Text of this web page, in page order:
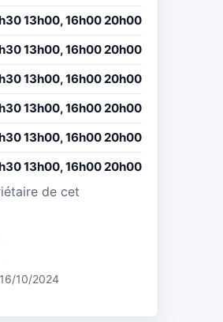
13h00, 16h00 20h00
13h00, 16h00 20h00
13h00, 16h00 20h00
13h00, 16h00 20h00
13h00, 16h00 20h00
13h00, 16h00 20h00
de cet
10/2024